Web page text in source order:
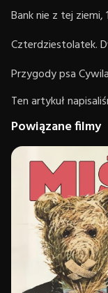
Bank nie z tej ziemi,
Czterdziestolatek.
Przygody psa
Ten artykuł
Powiązane filmy